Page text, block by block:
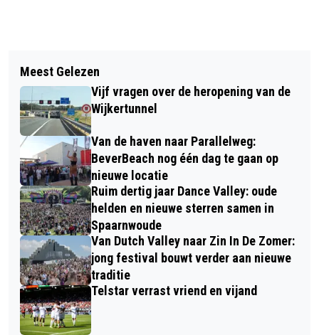
LUCASGILDE BEVERWIJK START
NIEUWE SEIZOEN MET WORKSHOP
ABSTRACT SCHILDEREN
VERMISTE EN GEVONDEN DIEREN
DIERENAMBULANCE KENNEMERLAND
EN AMIVEDI 16/9/2024
Meest Gelezen
Vijf vragen over de heropening van de
Wijkertunnel
Van de haven naar Parallelweg:
BeverBeach nog één dag te gaan op
nieuwe locatie
Ruim dertig jaar Dance Valley: oude
helden en nieuwe sterren samen in
Spaarnwoude
Van Dutch Valley naar Zin In De Zomer:
jong festival bouwt verder aan nieuwe
traditie
Telstar verrast vriend en vijand